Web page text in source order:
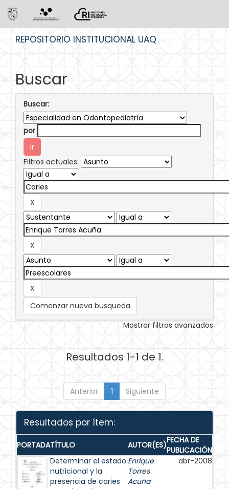
REPOSITORIO INSTITUCIONAL UAQ
Buscar
Buscar:
por
Filtros actuales:
Comenzar nueva busqueda
Mostrar filtros avanzados
Resultados 1-1 de 1.
Anterior 1 Siguiente
Resultados por ítem:
PORTADATÍTULO AUTOR(ES)FECHA DE
PUBLICACIÓN
Determinar el estado
nutricional y la
presencia de caries
Enrique
Torres
Acuña
abr-2008